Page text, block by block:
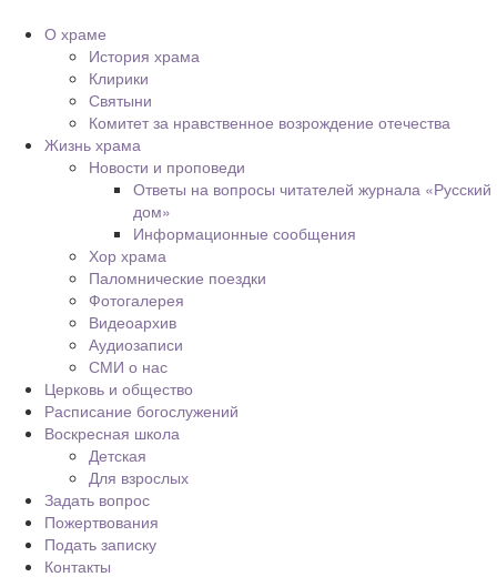
О храме
История храма
Клирики
Святыни
Комитет за нравственное возрождение отечества
Жизнь храма
Новости и проповеди
Ответы на вопросы читателей журнала «Русский
дом»
Информационные сообщения
Хор храма
Паломнические поездки
Фотогалерея
Видеоархив
Аудиозаписи
СМИ о нас
Церковь и общество
Расписание богослужений
Воскресная школа
Детская
Для взрослых
Задать вопрос
Пожертвования
Подать записку
Контакты